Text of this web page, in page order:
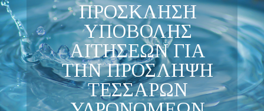
ΠΡΟΣΚΛΗΣΗ
ΥΠΟΒΟΛΗΣ
ΑΙΤΗΣΕΩΝ ΓΙΑ
ΤΗΝ ΠΡΟΣΛΗΨΗ
ΤΕΣΣΑΡΩΝ